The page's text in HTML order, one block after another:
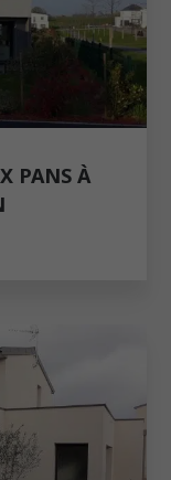
PANS À